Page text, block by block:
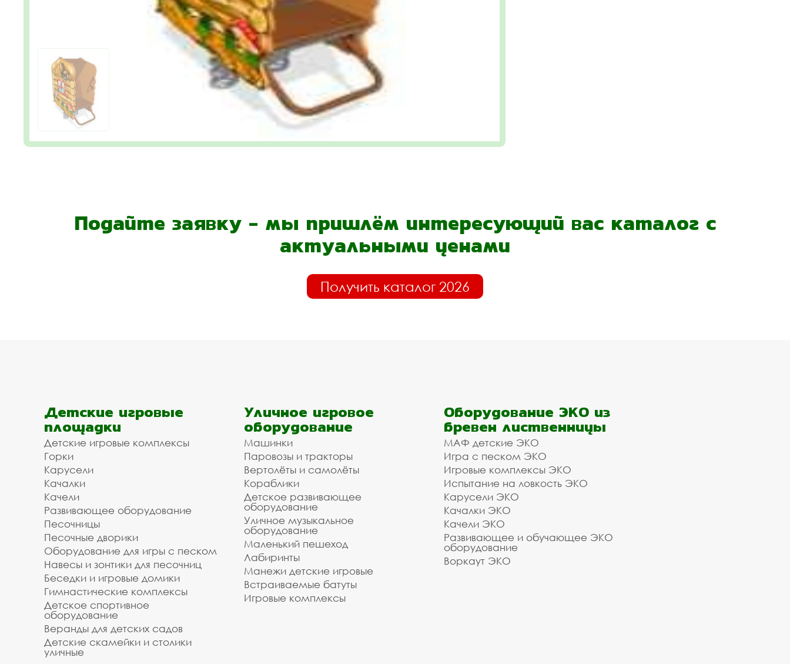
Подайте заявку - мы пришлём интересующий вас каталог с
актуальными ценами
Получить каталог 2026
Детские игровые
площадки
Детские игровые комплексы
Горки
Карусели
Качалки
Качели
Развивающее оборудование
Песочницы
Песочные дворики
Оборудование для игры с песком
Навесы и зонтики для песочниц
Беседки и игровые домики
Гимнастические комплексы
Детское спортивное
оборудование
Веранды для детских садов
Детские скамейки и столики
уличные
Уличное игровое
оборудование
Машинки
Паровозы и тракторы
Вертолёты и самолёты
Кораблики
Детское развивающее
оборудование
Уличное музыкальное
оборудование
Маленький пешеход
Лабиринты
Манежи детские игровые
Встраиваемые батуты
Игровые комплексы
Оборудование ЭКО из
бревен лиственницы
МАФ детские ЭКО
Игра с песком ЭКО
Игровые комплексы ЭКО
Испытание на ловкость ЭКО
Карусели ЭКО
Качалки ЭКО
Качели ЭКО
Развивающее и обучающее ЭКО
оборудование
Воркаут ЭКО